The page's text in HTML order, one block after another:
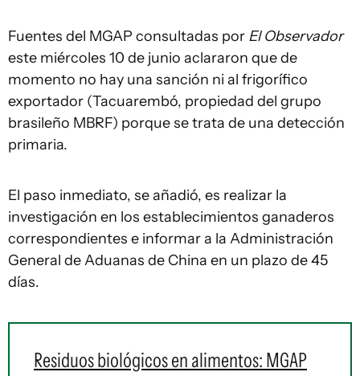
Fuentes del MGAP consultadas por El Observador
este miércoles 10 de junio aclararon que de
momento no hay una sanción ni al frigorífico
exportador (Tacuarembó, propiedad del grupo
brasileño MBRF) porque se trata de una detección
primaria.
El paso inmediato, se añadió, es realizar la
investigación en los establecimientos ganaderos
correspondientes e informar a la Administración
General de Aduanas de China en un plazo de 45
días.
Residuos biológicos en alimentos: MGAP